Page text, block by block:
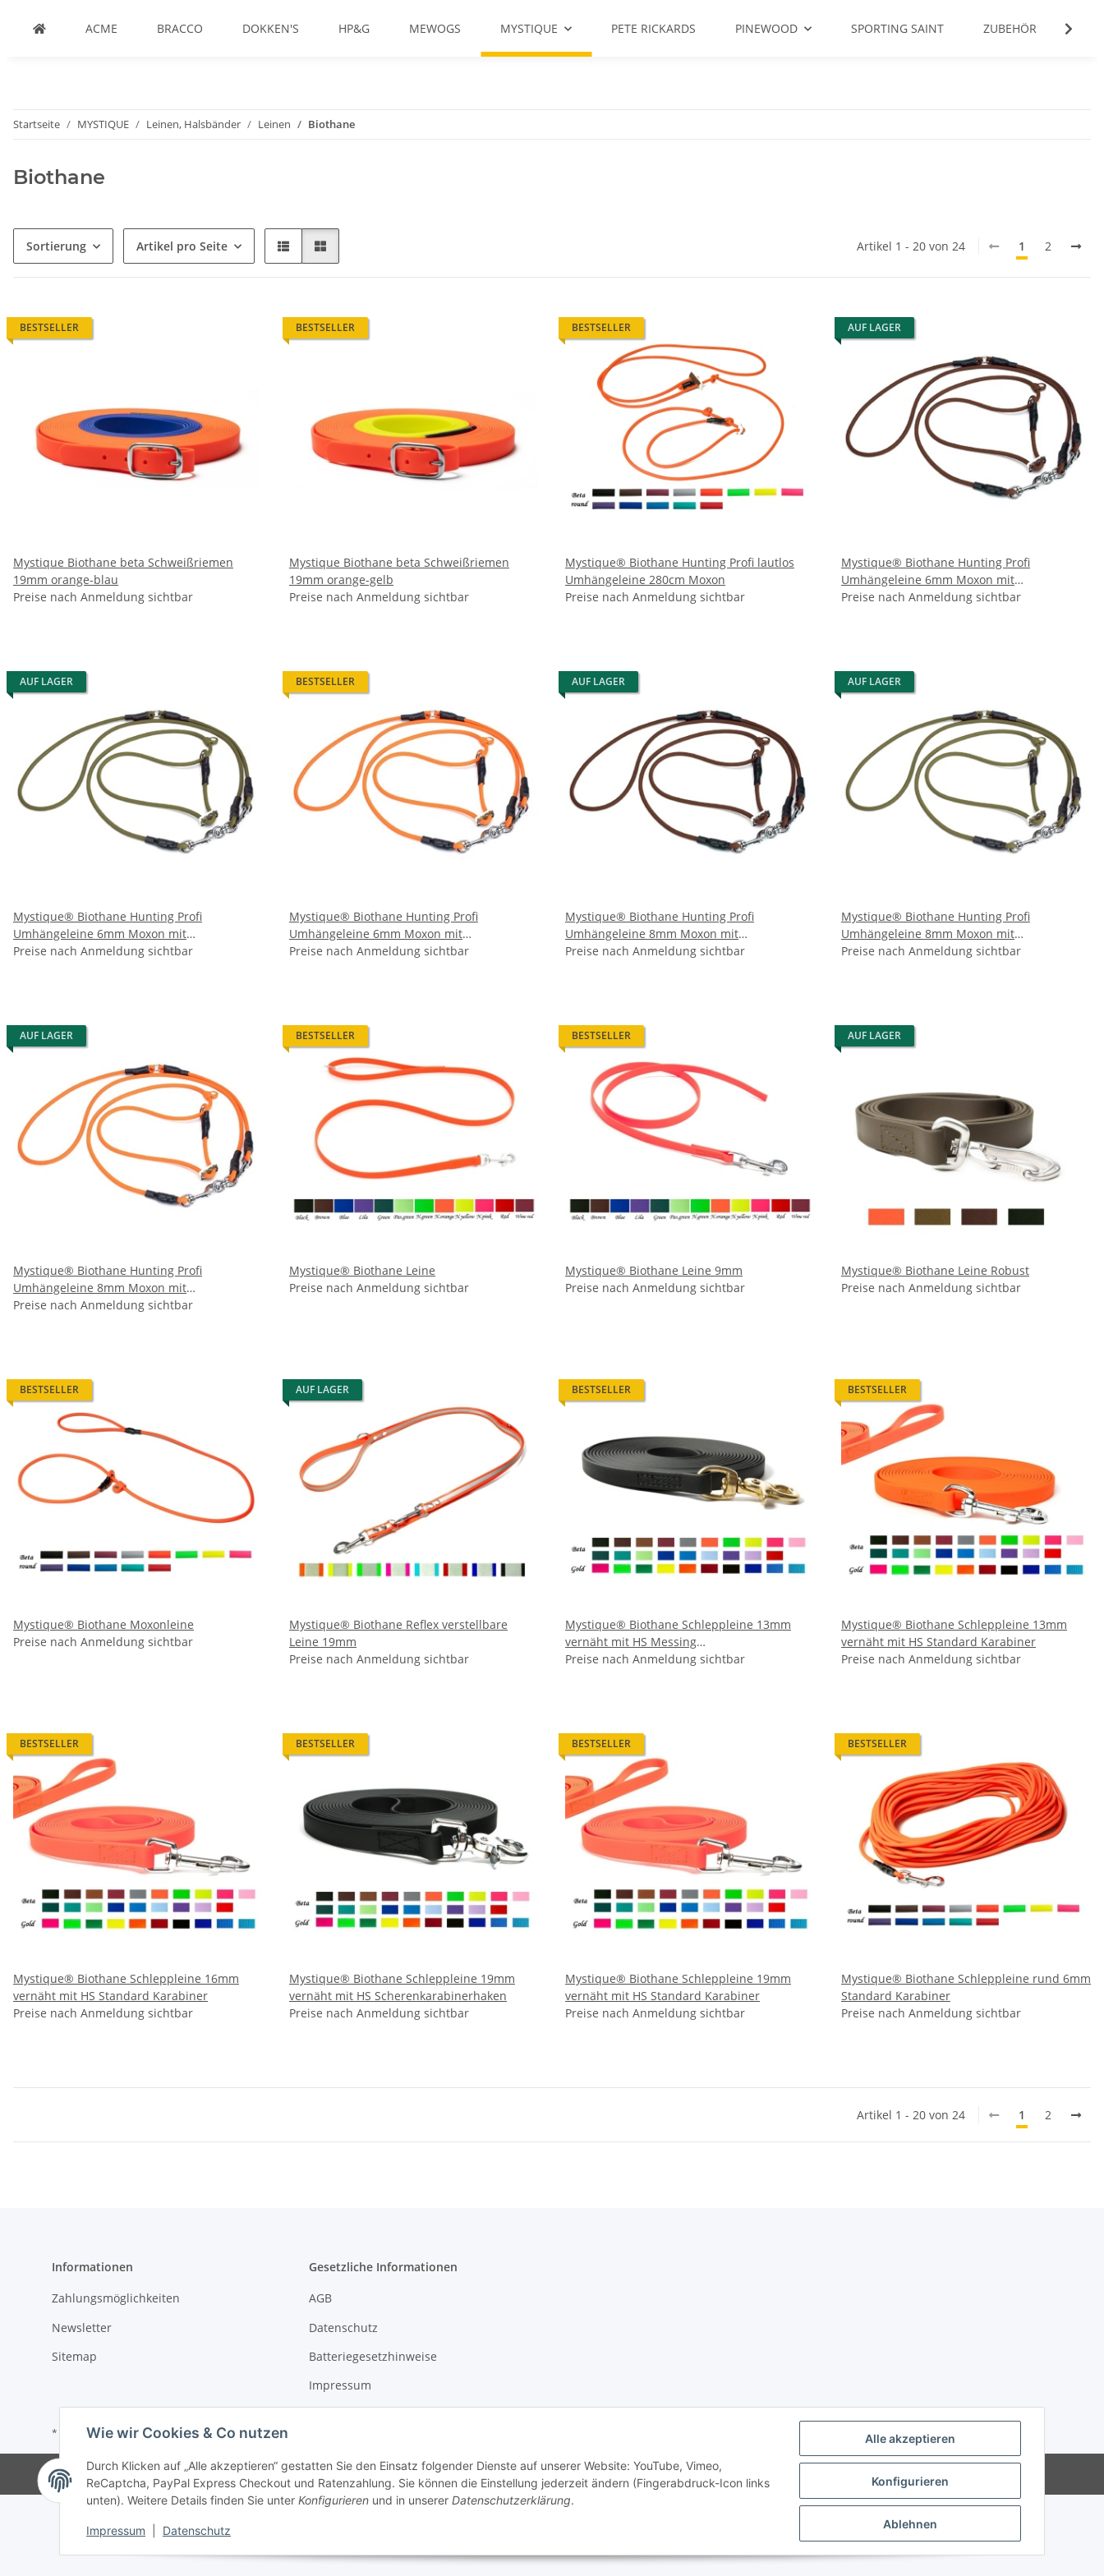
Alle akzeptieren
Konfigurieren
Ablehnen
Wie wir Cookies & Co nutzen
Durch Klicken auf „Alle akzeptieren“ gestatten Sie den Einsatz folgender Dienste auf unserer Website: YouTube, Vimeo,
ReCaptcha, PayPal Express Checkout und Ratenzahlung. Sie können die Einstellung jederzeit ändern (Fingerabdruck-Icon links
unten). Weitere Details finden Sie unter Konfigurieren und in unserer Datenschutzerklärung.
Impressum Datenschutz
ACME BRACCO DOKKEN'S HP&G MEWOGS MYSTIQUE PETE RICKARDS PINEWOOD SPORTING SAINT ZUBEHÖR
Startseite MYSTIQUE Leinen, Halsbänder Leinen Biothane
Biothane
Sortierung Artikel pro Seite Artikel 1 - 20 von 24 1 2
BESTSELLER
Mystique Biothane beta Schweißriemen
19mm orange-blau
Preise nach Anmeldung sichtbar
BESTSELLER
Mystique Biothane beta Schweißriemen
19mm orange-gelb
Preise nach Anmeldung sichtbar
BESTSELLER
Mystique® Biothane Hunting Profi lautlos
Umhängeleine 280cm Moxon
Preise nach Anmeldung sichtbar
AUF LAGER
Mystique® Biothane Hunting Profi
Umhängeleine 6mm Moxon mit
Zugbegrenzung braun
Preise nach Anmeldung sichtbar
AUF LAGER
Mystique® Biothane Hunting Profi
Umhängeleine 6mm Moxon mit
Zugbegrenzung khaki
Preise nach Anmeldung sichtbar
BESTSELLER
Mystique® Biothane Hunting Profi
Umhängeleine 6mm Moxon mit
Zugbegrenzung neon orange
Preise nach Anmeldung sichtbar
AUF LAGER
Mystique® Biothane Hunting Profi
Umhängeleine 8mm Moxon mit
Zugbegrenzung braun
Preise nach Anmeldung sichtbar
AUF LAGER
Mystique® Biothane Hunting Profi
Umhängeleine 8mm Moxon mit
Zugbegrenzung khaki
Preise nach Anmeldung sichtbar
AUF LAGER
Mystique® Biothane Hunting Profi
Umhängeleine 8mm Moxon mit
Zugbegrenzung neon orange
Preise nach Anmeldung sichtbar
BESTSELLER
Mystique® Biothane Leine
Preise nach Anmeldung sichtbar
BESTSELLER
Mystique® Biothane Leine 9mm
Preise nach Anmeldung sichtbar
AUF LAGER
Mystique® Biothane Leine Robust
Preise nach Anmeldung sichtbar
BESTSELLER
Mystique® Biothane Moxonleine
Preise nach Anmeldung sichtbar
AUF LAGER
Mystique® Biothane Reflex verstellbare
Leine 19mm
Preise nach Anmeldung sichtbar
BESTSELLER
Mystique® Biothane Schleppleine 13mm
vernäht mit HS Messing
Scherenkarabinerhaken
Preise nach Anmeldung sichtbar
BESTSELLER
Mystique® Biothane Schleppleine 13mm
vernäht mit HS Standard Karabiner
Preise nach Anmeldung sichtbar
BESTSELLER
Mystique® Biothane Schleppleine 16mm
vernäht mit HS Standard Karabiner
Preise nach Anmeldung sichtbar
BESTSELLER
Mystique® Biothane Schleppleine 19mm
vernäht mit HS Scherenkarabinerhaken
Preise nach Anmeldung sichtbar
BESTSELLER
Mystique® Biothane Schleppleine 19mm
vernäht mit HS Standard Karabiner
Preise nach Anmeldung sichtbar
BESTSELLER
Mystique® Biothane Schleppleine rund 6mm
Standard Karabiner
Preise nach Anmeldung sichtbar
Artikel 1 - 20 von 24 1 2
Informationen
Zahlungsmöglichkeiten
Newsletter
Sitemap
Gesetzliche Informationen
AGB
Datenschutz
Batteriegesetzhinweise
Impressum
* Alle Preise zzgl. gesetzlicher USt.
© Mario's Dogshop B2B by Hickethier GmbH